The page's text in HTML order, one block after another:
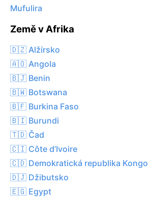
Mufulira
Země v Afrika
🇩🇿 Alžírsko
🇦🇴 Angola
🇧🇯 Benin
🇧🇼 Botswana
🇧🇫 Burkina Faso
🇧🇮 Burundi
🇹🇩 Čad
🇨🇮 Côte d’Ivoire
🇨🇩 Demokratická republika Kongo
🇩🇯 Džibutsko
🇪🇬 Egypt